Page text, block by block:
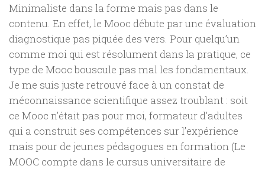
Minimaliste dans la forme mais pas dans le
contenu. En effet, le Mooc débute par une évaluation
diagnostique pas piquée des vers. Pour quelqu’un
comme moi qui est résolument dans la pratique, ce
type de Mooc bouscule pas mal les fondamentaux.
Je me suis juste retrouvé face à un constat de
méconnaissance scientifique assez troublant : soit
ce Mooc n’était pas pour moi, formateur d’adultes
qui a construit ses compétences sur l’expérience
mais pour de jeunes pédagogues en formation (Le
MOOC compte dans le cursus universitaire de